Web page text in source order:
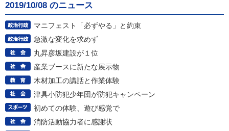
2019/10/08 のニュース
マニフェスト「必ずやる」と約束
急激な変化を求めず
丸昇彦坂建設が１位
産業ブースに新たな展示物
木材加工の講話と作業体験
津具小防犯少年団が防犯キャンペーン
初めての体験、遊び感覚で
消防活動協力者に感謝状